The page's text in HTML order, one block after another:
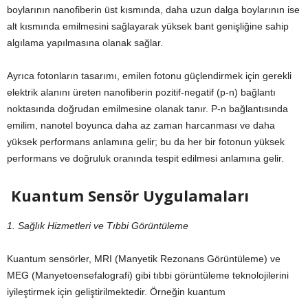
boylarının nanofiberin üst kısmında, daha uzun dalga boylarının ise
alt kısmında emilmesini sağlayarak yüksek bant genişliğine sahip
algılama yapılmasına olanak sağlar.
Ayrıca fotonların tasarımı, emilen fotonu güçlendirmek için gerekli
elektrik alanını üreten nanofiberin pozitif-negatif (p-n) bağlantı
noktasında doğrudan emilmesine olanak tanır. P-n bağlantısında
emilim, nanotel boyunca daha az zaman harcanması ve daha
yüksek performans anlamına gelir; bu da her bir fotonun yüksek
performans ve doğruluk oranında tespit edilmesi anlamına gelir.
Kuantum Sensör Uygulamaları
1. Sağlık Hizmetleri ve Tıbbi Görüntüleme
Kuantum sensörler, MRI (Manyetik Rezonans Görüntüleme) ve
MEG (Manyetoensefalografi) gibi tıbbi görüntüleme teknolojilerini
iyileştirmek için geliştirilmektedir. Örneğin kuantum